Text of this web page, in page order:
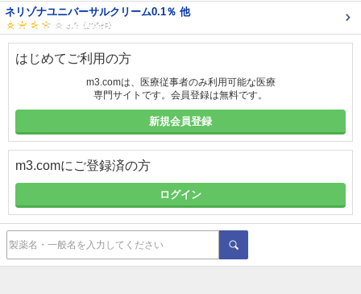
ネリゾナユニバーサルクリーム0.1％ 他
はじめてご利用の方
m3.comは、医療従事者のみ利用可能な医療
専門サイトです。会員登録は無料です。
新規会員登録
m3.comにご登録済の方
ログイン